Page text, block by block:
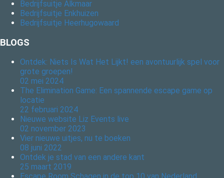
Bedrijfsuitje Alkmaar
Bedrijfsuitje Enkhuizen
Bedrijfsuitje Heerhugowaard
BLOGS
Ontdek: Niets Is Wat Het Lijkt! een avontuurlijk spel voor
grote groepen!
02 mei 2024
The Elimination Game: Een spannende escape game op
locatie
22 februari 2024
Nieuwe website Liz Events live
02 november 2023
Vier nieuwe uitjes, nu te boeken
08 juni 2022
Ontdek je stad van een andere kant
25 maart 2019